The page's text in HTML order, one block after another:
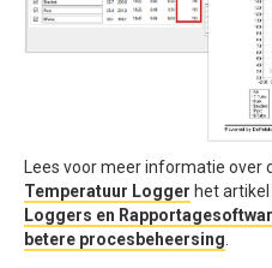
Lees voor meer informatie over
Temperatuur Logger het artikel
Loggers en
betere procesbeheersing